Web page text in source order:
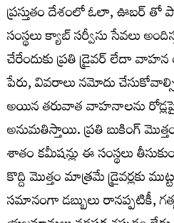
ప్రస్తుతం దేశంలో ఓలా, ఊబర్
సంస్థలు క్యాబ్ సర్వీసు సేవలు
చేరేందుకు ప్రతి డ్రైవర్ లేదా
పేరు, వివరాలు నమోదు
అయిన తరువాత వాహనాలను రోడ్లపై
అనుమతిస్తాయి. ప్రతి బుకింగ్
శాతం కమీషన్లు ఈ సంస్థలు
కొద్ది మొత్తం మాత్రమే డ్రైవర్లకు
సమానంగా డబ్బులు రానప్పటికీ,